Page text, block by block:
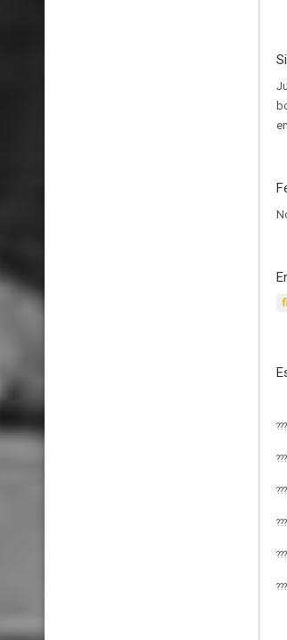
???
???
???
???
???
???